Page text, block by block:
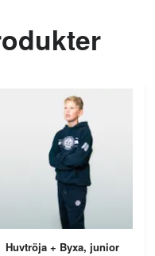
Huvtröja + Byxa, junior